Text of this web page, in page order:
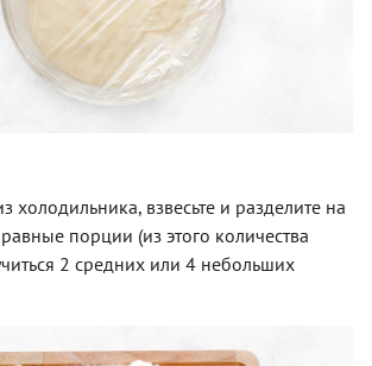
холодильника, взвесьте и разделите на
порции (из этого количества
2 средних или 4 небольших